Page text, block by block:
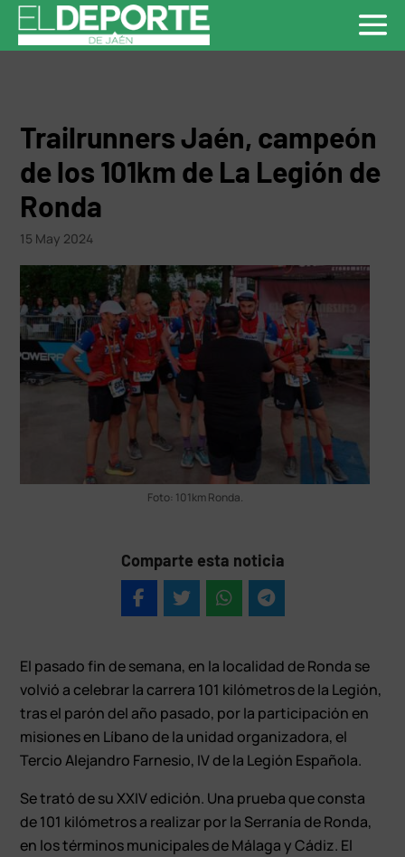
Trailrunners Jaén, campeón
de los 101km de La Legión de
Ronda
15 May 2024
Foto: 101km Ronda.
Comparte esta noticia
El pasado fin de semana, en la localidad de Ronda se
volvió a celebrar la carrera 101 kilómetros de la Legión,
tras el parón del año pasado, por la participación en
misiones en Líbano de la unidad organizadora, el
Tercio Alejandro Farnesio, IV de la Legión Española.
Se trató de su XXIV edición. Una prueba que consta
de 101 kilómetros a realizar por la Serranía de Ronda,
en los términos municipales de Málaga y Cádiz. El